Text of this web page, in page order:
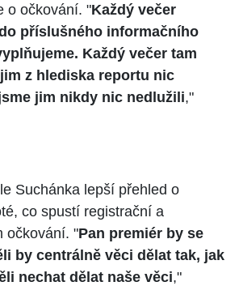
o očkování. "Každý večer
příslušného informačního
Každý večer tam
z hlediska reportu nic
jim nikdy nic nedlužili,"
Suchánka lepší přehled o
co spustí registrační a
očkování. "Pan premiér by se
by centrálně věci dělat tak, jak
nechat dělat naše věci,"